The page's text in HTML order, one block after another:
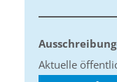
Aktuelle